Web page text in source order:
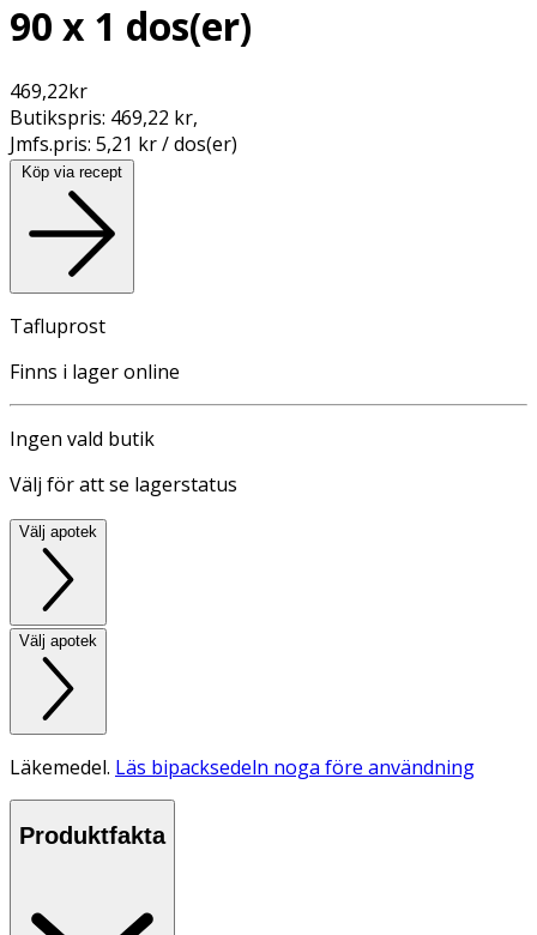
90 x 1 dos(er)
469,22kr
Butikspris: 469,22 kr,
Jmfs.pris: 5,21 kr / dos(er)
Köp via recept
Tafluprost
Finns i lager online
Ingen vald butik
Välj för att se lagerstatus
Välj apotek
Välj apotek
Läkemedel. Läs bipacksedeln noga före användning
Produktfakta